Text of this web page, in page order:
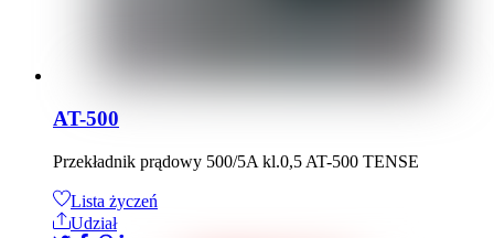
AT-500
Przekładnik prądowy 500/5A kl.0,5 AT-500 TENSE
Lista życzeń
Udział